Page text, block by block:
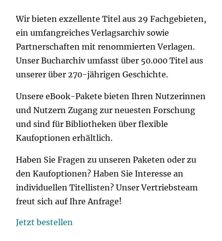
Wir bieten exzellente Titel aus 29 Fachgebieten,
ein umfangreiches Verlagsarchiv sowie
Partnerschaften mit renommierten Verlagen.
Unser Bucharchiv umfasst über 50.000 Titel aus
unserer über 270-jährigen Geschichte.
Unsere eBook-Pakete bieten Ihren Nutzerinnen
und Nutzern Zugang zur neuesten Forschung
und sind für Bibliotheken über flexible
Kaufoptionen erhältlich.
Haben Sie Fragen zu unseren Paketen oder zu
den Kaufoptionen? Haben Sie Interesse an
individuellen Titellisten? Unser Vertriebsteam
freut sich auf Ihre Anfrage!
Jetzt bestellen